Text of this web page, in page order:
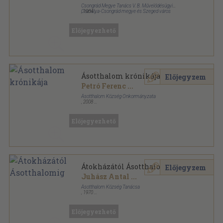
Csongrád Megye Tanács V. B. Művelődésügyi
Osztálya-Csongrád megye és Szeged város
,1964
Ásotthalom krónikája
Petró Ferenc ...
Ásotthalom Község Önkormányzata
2008
Előjegyzem
Átokházától Ásotthalomig
Juhász Antal ...
Ásotthalom Község Tanácsa
1970
Előjegyzem